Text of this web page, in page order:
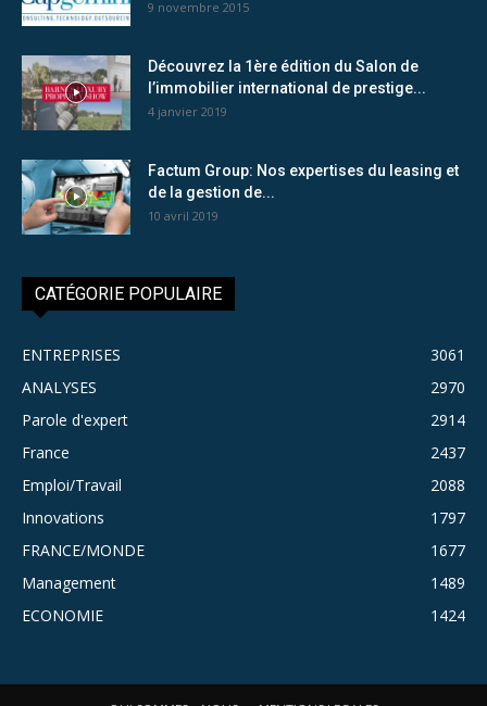
9 novembre 2015
Découvrez la 1ère édition du Salon de
l’immobilier international de prestige...
4 janvier 2019
Factum Group: Nos expertises du leasing et
de la gestion de...
10 avril 2019
CATÉGORIE POPULAIRE
ENTREPRISES
3061
ANALYSES
2970
Parole d'expert
2914
France
2437
Emploi/Travail
2088
Innovations
1797
FRANCE/MONDE
1677
Management
1489
ECONOMIE
1424